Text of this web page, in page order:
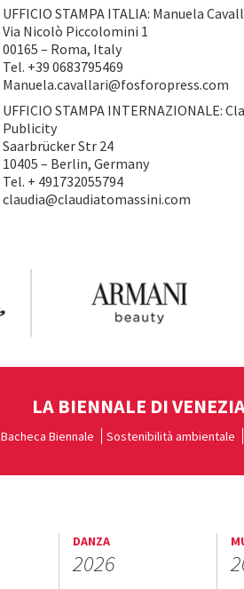
UFFICIO STAMPA ITALIA: Manuela
Via Nicolò Piccolomini 1
00165 – Roma, Italy
Tel. +39 0683795469
Manuela.cavallari@fosforopress.com
UFFICIO STAMPA INTERNAZIONALE:
Publicity
Saarbrücker Str 24
10405 – Berlin, Germany
Tel. + 491732055794
claudia@claudiatomassini.com
LA BIENNALE DI
Bacheca Biennale Sostenibilità ambientale
DANZA
2026